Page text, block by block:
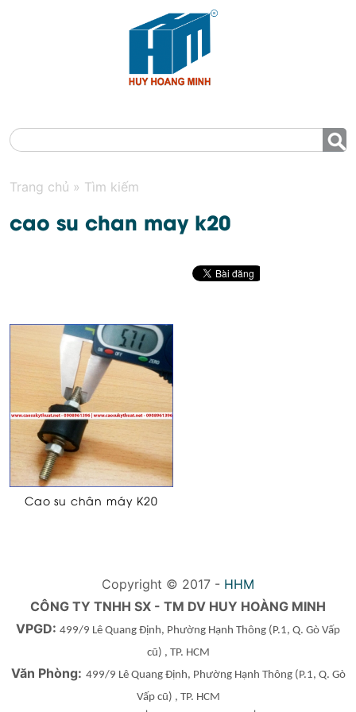
Trang chủ » Tìm kiếm
cao su chan may k20
Cao su chân máy K20
Copyright © 2017 - HHM
CÔNG TY TNHH SX - TM DV HUY HOÀNG MINH
VPGD: 499/9 Lê Quang Định, Phường Hạnh Thông (P.1, Q. Gò Vấp
cũ) , TP. HCM
Văn Phòng: 499/9 Lê Quang Định, Phường Hạnh Thông(P.1, Q. Gò
Vấp cũ) , TP. HCM